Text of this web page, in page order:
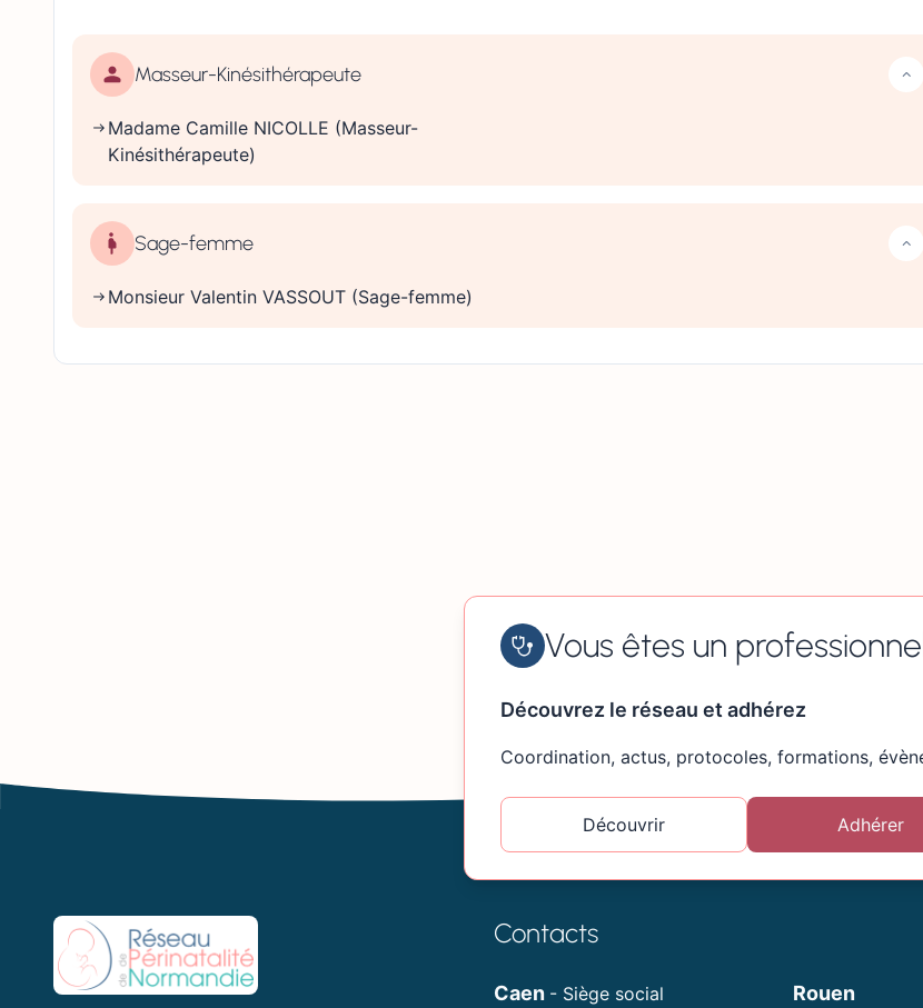
Masseur-Kinésithérapeute
Madame Camille NICOLLE (Masseur-
Kinésithérapeute)
Sage-femme
Monsieur Valentin VASSOUT (Sage-femme)
Vous êtes un
Découvrez le réseau et adhérez
Coordination, actus, protocoles, formations,
Découvrir Adhérer
Contacts
Caen - Siège social Rouen